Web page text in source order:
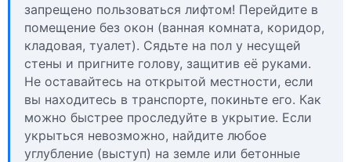
запрещено пользоваться лифтом! Перейдите в
помещение без окон (ванная комната, коридор,
кладовая, туалет). Сядьте на пол у несущей
стены и пригните голову, защитив её руками.
Не оставайтесь на открытой местности, если
вы находитесь в транспорте, покиньте его. Как
можно быстрее проследуйте в укрытие. Если
укрыться невозможно, найдите любое
углубление (выступ) на земле или бетонные